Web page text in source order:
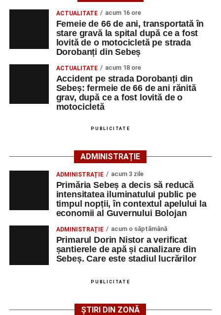
spital după ce a fost lovită de o motocicletă pe
strada Dorobanți din Sebeș
Accident pe strada Dorobanți din Sebeș: fermeie
de 66 de ani rănită grav, după ce a fost lovită de o
motocicletă
4–6 septembrie 2026: Prima ediție a Transylvania
Fest, la Cetatea Greavilor din Gârbova
La locul accidentului intervine Detașamentul de Pompieri
Sebeș, cu o autospecială de stingere cu apă și spumă și
un echipaj de Terapie Intensivă Mobilă, pentru acordarea
primului ajutor medical și asigurarea măsurilor specifice.
Polițiștii s-au deplasat la fața locului pentru efectuarea
cercetărilor și stabilirea împrejurărilor exacte în care s-a
produs accidentul. De asemenea, aceștia acționează
66 ani, va fi transportată la UPU Alba Iulia”
Adaugă-ne ca sursă preferată
Urmărește-ne pe Google News
Ultimele știri din Sebeș
Femeie de 66 de ani, transportată în stare gravă la
strada Dorobanți din Sebeș
ACTUALITATE acum 16 ore
Femeie de 66 de ani, transportată în
stare gravă la spital după ce a fost
lovită de o motocicletă pe strada
Dorobanți din Sebeș
ACTUALITATE acum 18 ore
Accident pe strada Dorobanți din
Sebeș: fermeie de 66 de ani rănită
grav, după ce a fost lovită de o
motocicletă
PUBLICITATE
ADMINISTRAȚIE
ADMINISTRAȚIE acum 3 zile
Primăria Sebeș a decis să reducă
intensitatea iluminatului public pe
timpul nopții, în contextul apelului la
economii al Guvernului Bolojan
ADMINISTRAȚIE acum o săptămână
Primarul Dorin Nistor a verificat
șantierele de apă și canalizare din
Sebeș. Care este stadiul lucrărilor
PUBLICITATE
ȘTIRI DIN ZONĂ